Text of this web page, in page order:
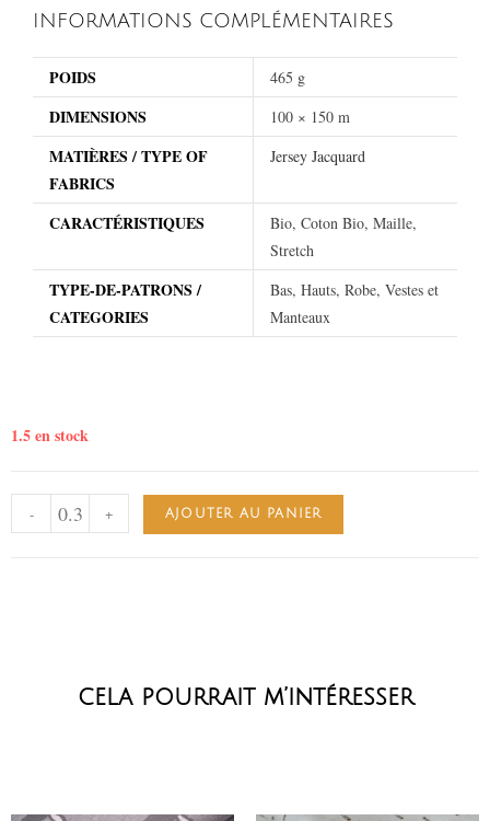
INFORMATIONS COMPLÉMENTAIRES
POIDS 465 g
DIMENSIONS 100 × 150 m
MATIÈRES / TYPE OF
FABRICS
Jersey Jacquard
CARACTÉRISTIQUES
Bio, Coton Bio, Maille,
Stretch
TYPE-DE-PATRONS /
CATEGORIES
Bas, Hauts, Robe, Vestes et
Manteaux
1.5 en stock
- + AJOUTER AU PANIER
cela pourrait m’intéresser